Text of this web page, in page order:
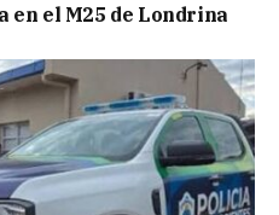
en el M25 de Londrina